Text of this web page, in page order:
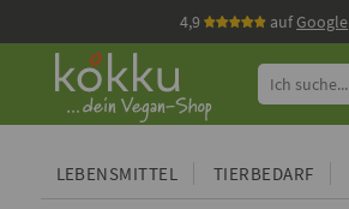
4,9 aufGoogle
LEBENSMITTEL TIERBEDARF